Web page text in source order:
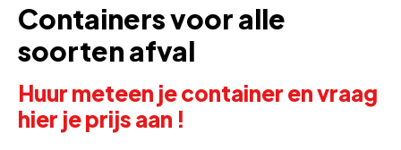
Containers voor alle
soorten afval
Huur meteen je container en vraag
hier je prijs aan !